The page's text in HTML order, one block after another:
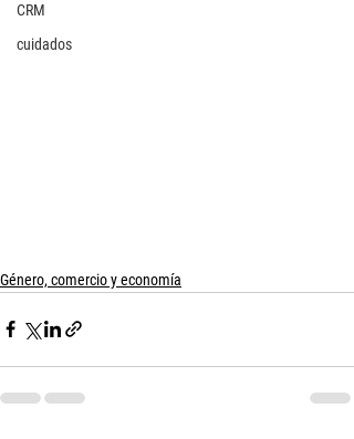
CRM
cuidados
Género, comercio y economía